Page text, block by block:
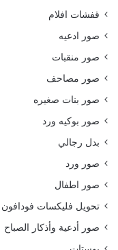
قفشات افلام
صور ادعيه
صور منقبات
صور مصاحف
صور بنات صغيره
صور بوكيه ورد
بدل رجالي
صور ورد
صور اطفال
تحويل فليكسات فودافون
صور أدعية وأذكار الصباح